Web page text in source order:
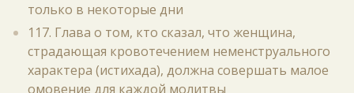
только в некоторые дни
117. Глава о том, кто сказал, что женщина,
страдающая кровотечением неменструального
характера (истихада), должна совершать малое
омовение для каждой молитвы